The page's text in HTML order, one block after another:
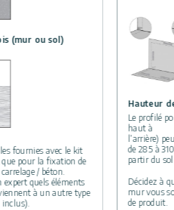
(mur ou sol)
fournies avec le kit
pour la fixation de
/ béton.
expert quels éléments
à un autre type
inclus).
Hauteur
Le profilé
haut à
l’arrière)
de 285 à
partir du
Décidez à
mur vous
de produit.